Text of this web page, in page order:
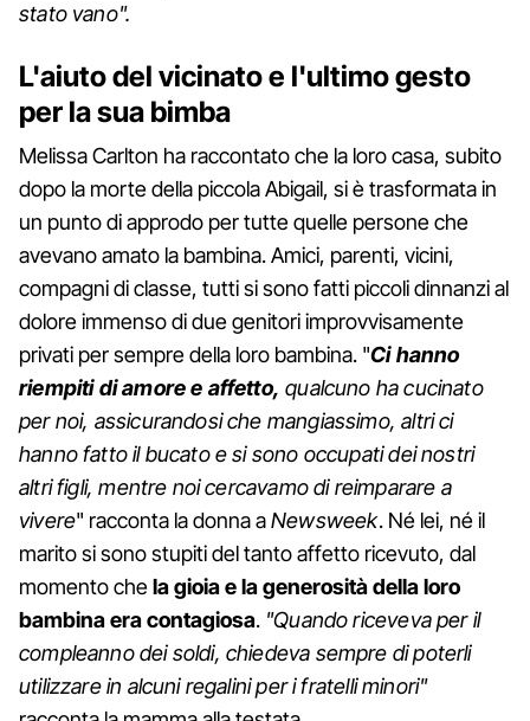
stato vano".
L'aiuto del vicinato e l'ultimo gesto
per la sua bimba
Melissa Carlton ha raccontato che la loro casa, subito
dopo la morte della piccola Abigail, si è trasformata in
un punto di approdo per tutte quelle persone che
avevano amato la bambina. Amici, parenti, vicini,
compagni di classe, tutti si sono fatti piccoli dinnanzi al
dolore immenso di due genitori improvvisamente
privati per sempre della loro bambina. "Ci hanno
riempiti di amore e affetto, qualcuno ha cucinato
per noi, assicurandosi che mangiassimo, altri ci
hanno fatto il bucato e si sono occupati dei nostri
altri figli, mentre noi cercavamo di reimparare a
vivere" racconta la donna aNewsweek. Né lei, né il
marito si sono stupiti del tanto affetto ricevuto, dal
momento chela gioia e la generosità della loro
bambina era contagiosa. "Quando riceveva per il
compleanno dei soldi, chiedeva sempre di poterli
utilizzare in alcuni regalini per i fratelli minori"